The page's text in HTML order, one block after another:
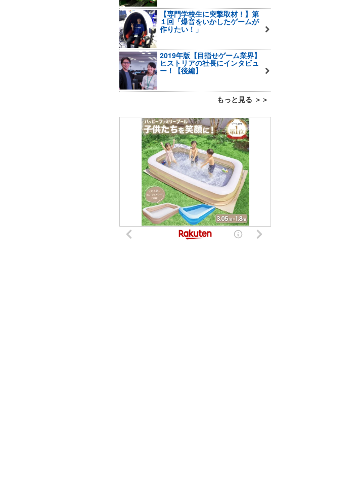
【専門学校生に突撃取材！】第
１回「爆音をいかしたゲームが
作りたい！」
2019年版【目指せゲーム業界】
ヒストリアの社長にインタビュ
ー！【後編】
もっと見る ＞＞